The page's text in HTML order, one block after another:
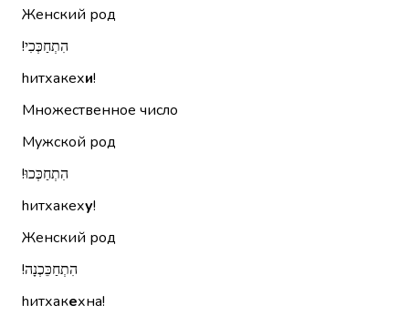
Женский род
הִתְחַכְּכִי!‏
hитхакехи!
Множественное число
Мужской род
הִתְחַכְּכוּ!‏
hитхакеху!
Женский род
הִתְחַכֵּכְנָה!‏
hитхакехна!